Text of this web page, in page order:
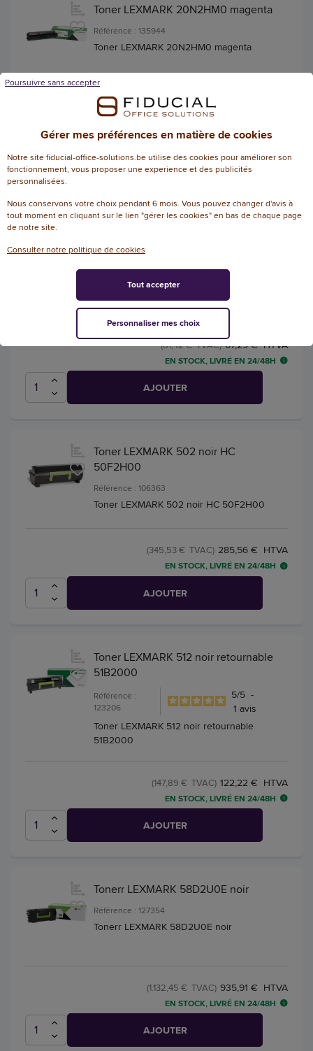
Toner LEXMARK 20N2HM0 magenta
Référence : 135944
Toner LEXMARK 20N2HM0 magenta
(428,96 € TVAC)
Toner remanufacturé éq. LEXMARK
Haute capacité - Noir
Référence : 116785
Toner LEXMARK 50F2X00 noir THC 502X
compatible FIDUCIAL
67,29 € HTVA
(81,42 € TVAC)
EN STOCK, LIVRÉ EN 24/48H
AJOUTER
Toner LEXMARK 502 noir HC
50F2H00
Référence : 106363
Toner LEXMARK 502 noir HC 50F2H00
285,56 € HTVA
(345,53 € TVAC)
EN STOCK, LIVRÉ EN 24/48H
AJOUTER
Toner LEXMARK 512 noir retournable
51B2000
Référence :
123206
5/5 -
1 avis
Toner LEXMARK 512 noir retournable
51B2000
122,22 € HTVA
(147,89 € TVAC)
EN STOCK, LIVRÉ EN 24/48H
AJOUTER
Tonerr LEXMARK 58D2U0E noir
Référence : 127354
Tonerr LEXMARK 58D2U0E noir
935,91 € HTVA
(1.132,45 € TVAC)
EN STOCK, LIVRÉ EN 24/48H
AJOUTER
Gérer mes préférences en matière de cookies
Notre site fiducial-office-solutions.be utilise des cookies pour améliorer son
fonctionnement, vous proposer une experience et des publicités
personnalisées.
Nous conservons votre choix pendant 6 mois. Vous pouvez changer d'avis à
tout moment en cliquant sur le lien "gérer les cookies" en bas de chaque page
de notre site.
Consulter notre politique de cookies
Poursuivre sans accepter
Personnaliser mes choix
Tout accepter